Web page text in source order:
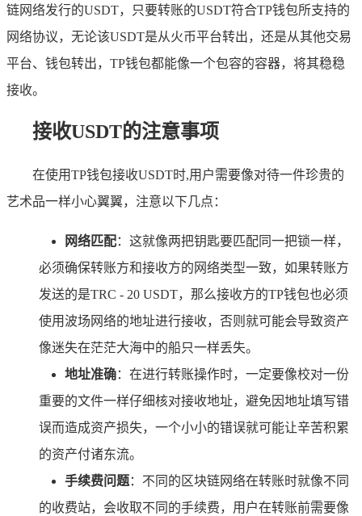
链网络发行的USDT，只要转账的USDT符合TP钱包所支持的
网络协议，无论该USDT是从火币平台转出，还是从其他交易
平台、钱包转出，TP钱包都能像一个包容的容器，将其稳稳
接收。
接收USDT的注意事项
在使用TP钱包接收USDT时,用户需要像对待一件珍贵的
艺术品一样小心翼翼，注意以下几点：
网络匹配：这就像两把钥匙要匹配同一把锁一样，
必须确保转账方和接收方的网络类型一致，如果转账方
发送的是TRC - 20 USDT，那么接收方的TP钱包也必须
使用波场网络的地址进行接收，否则就可能会导致资产
像迷失在茫茫大海中的船只一样丢失。
地址准确：在进行转账操作时，一定要像校对一份
重要的文件一样仔细核对接收地址，避免因地址填写错
误而造成资产损失，一个小小的错误就可能让辛苦积累
的资产付诸东流。
手续费问题：不同的区块链网络在转账时就像不同
的收费站，会收取不同的手续费，用户在转账前需要像